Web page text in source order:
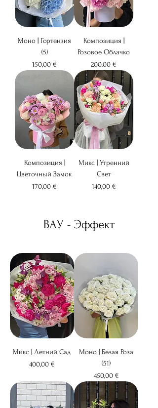
Моно | Гортензия
(5)
Цена
150,00 €
Композиция |
Розовое Облачко
Цена
200,00 €
Композиция |
Цветочный Замок
Цена
170,00 €
Микс | Утренний
Свет
Цена
140,00 €
ВАУ - Эффект
Микс | Летний Сад
Цена
400,00 €
Моно | Белая Роза
(51)
Цена
450,00 €